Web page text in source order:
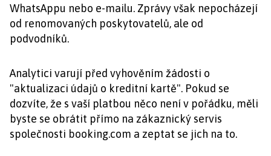
WhatsAppu nebo e-mailu. Zprávy však nepocházejí
od renomovaných poskytovatelů, ale od
podvodníků.
Analytici varují před vyhověním žádosti o
"aktualizaci údajů o kreditní kartě". Pokud se
dozvíte, že s vaší platbou něco není v pořádku, měli
byste se obrátit přímo na zákaznický servis
společnosti booking.com a zeptat se jich na to.